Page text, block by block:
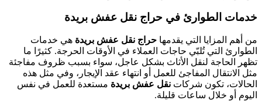
خدمات الطوارئ في حراج نقل عفش بريدة
من أهم المزايا التي يقدمها حراج نقل عفش بريدة هي خدمات
الطوارئ التي تُلبّي حاجات العملاء في الأوقات الحرجة. كثيرًا ما
تظهر الحاجة لنقل الأثاث بشكل عاجل، سواء بسبب ظروف مفاجئة
مثل الانتقال المفاجئ للعمل أو انتهاء عقد الإيجار، وفي مثل هذه
الحالات، تكون شركات نقل عفش بريدة مستعدة للعمل في نفس
اليوم أو خلال ساعات قليلة.